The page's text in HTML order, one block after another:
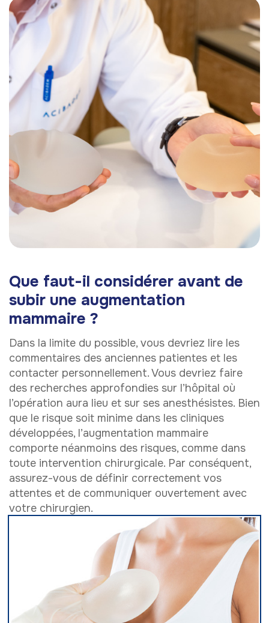
Que faut-il considérer avant de
subir une augmentation
mammaire ?
Dans la limite du possible, vous devriez lire les
commentaires des anciennes patientes et les
contacter personnellement. Vous devriez faire
des recherches approfondies sur l’hôpital où
l’opération aura lieu et sur ses anesthésistes. Bien
que le risque soit minime dans les cliniques
développées, l’augmentation mammaire
comporte néanmoins des risques, comme dans
toute intervention chirurgicale. Par conséquent,
assurez-vous de définir correctement vos
attentes et de communiquer ouvertement avec
votre chirurgien.